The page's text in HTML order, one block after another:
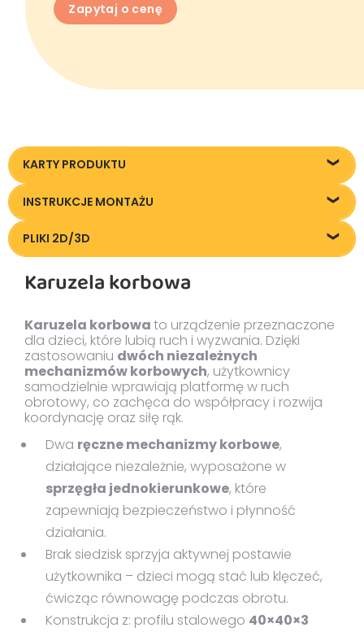
Zapytaj o cenę
KARTY PRODUKTU
Karta techniczna
INSTRUKCJE MONTAŻU
Instrukcja montażu
PLIKI 2D/3D
Pliki DXF/DWG 2305
Pliki FBX
Karuzela korbowa
Karuzela korbowato urządzenie przeznaczone
dla dzieci, które lubią ruch i wyzwania. Dzięki
zastosowaniu dwóch niezależnych
mechanizmów korbowych, użytkownicy
samodzielnie wprawiają platformę w ruch
obrotowy, co zachęca do współpracy i rozwija
koordynację oraz siłę rąk.
Dwa ręczne mechanizmy korbowe,
działające niezależnie, wyposażone w
sprzęgła jednokierunkowe, które
zapewniają bezpieczeństwo i płynność
działania.
Brak siedzisk sprzyja aktywnej postawie
użytkownika – dzieci mogą stać lub klęczeć,
ćwicząc równowagę podczas obrotu.
Konstrukcja z: profilu stalowego 40×40×3